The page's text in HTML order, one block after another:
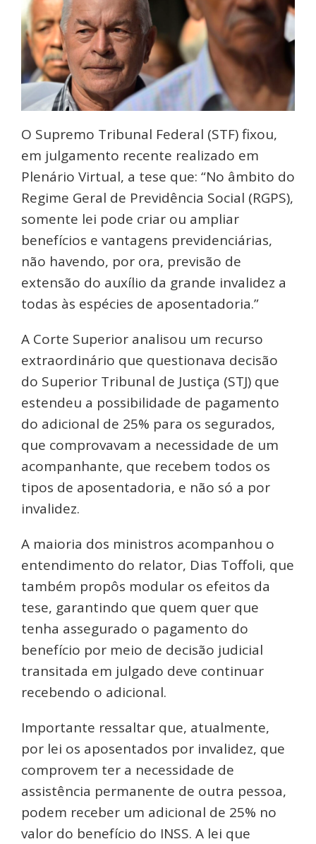
O Supremo Tribunal Federal (STF) fixou,
em julgamento recente realizado em
Plenário Virtual, a tese que: “No âmbito do
Regime Geral de Previdência Social (RGPS),
somente lei pode criar ou ampliar
benefícios e vantagens previdenciárias,
não havendo, por ora, previsão de
extensão do auxílio da grande invalidez a
todas às espécies de aposentadoria.”
A Corte Superior analisou um recurso
extraordinário que questionava decisão
do Superior Tribunal de Justiça (STJ) que
estendeu a possibilidade de pagamento
do adicional de 25% para os segurados,
que comprovavam a necessidade de um
acompanhante, que recebem todos os
tipos de aposentadoria, e não só a por
invalidez.
A maioria dos ministros acompanhou o
entendimento do relator, Dias Toffoli, que
também propôs modular os efeitos da
tese, garantindo que quem quer que
tenha assegurado o pagamento do
benefício por meio de decisão judicial
transitada em julgado deve continuar
recebendo o adicional.
Importante ressaltar que, atualmente,
por lei os aposentados por invalidez, que
comprovem ter a necessidade de
assistência permanente de outra pessoa,
podem receber um adicional de 25% no
valor do benefício do INSS. A lei que